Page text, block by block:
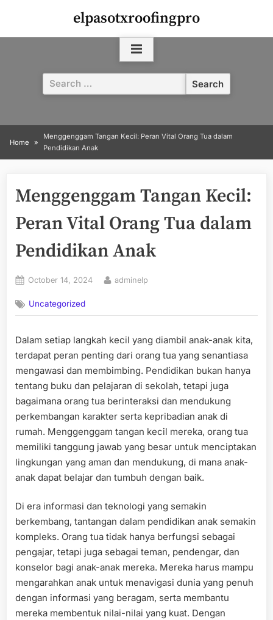
content
elpasotxroofingpro
Search
for:
Home
Menggenggam Tangan Kecil: Peran Vital Orang Tua dalam
Pendidikan Anak
Menggenggam Tangan Kecil:
Peran Vital Orang Tua dalam
Pendidikan Anak
Posted
October 14, 2024 By
adminelp
Uncategorized
Dalam setiap langkah kecil yang diambil anak-anak kita,
terdapat peran penting dari orang tua yang senantiasa
mengawasi dan membimbing. Pendidikan bukan hanya
tentang buku dan pelajaran di sekolah, tetapi juga
bagaimana orang tua berinteraksi dan mendukung
perkembangan karakter serta kepribadian anak di
rumah. Menggenggam tangan kecil mereka, orang tua
memiliki tanggung jawab yang besar untuk menciptakan
lingkungan yang aman dan mendukung, di mana anak-
anak dapat belajar dan tumbuh dengan baik.
Di era informasi dan teknologi yang semakin
berkembang, tantangan dalam pendidikan anak semakin
kompleks. Orang tua tidak hanya berfungsi sebagai
pengajar, tetapi juga sebagai teman, pendengar, dan
konselor bagi anak-anak mereka. Mereka harus mampu
mengarahkan anak untuk menavigasi dunia yang penuh
dengan informasi yang beragam, serta membantu
mereka membentuk nilai-nilai yang kuat. Dengan